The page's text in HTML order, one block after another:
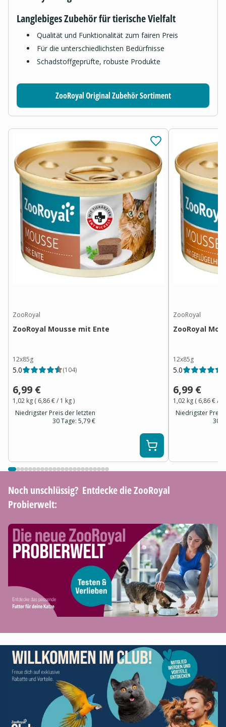
Langlebiges Zubehör für tierische Vielfalt
Qualität und Funktionalität zum fairen Preis
Für die unterschiedlichsten Bedürfnisse
Schadstoffgeprüfte, robuste Produkte
ZooRoyal Original Zubehör Sortiment
ZooRoyal
ZooRoyal Mousse mit Ente
12x85g
5.0 (104)
6,99 €
1,02 kg ( 6,86 €/ 1 kg)
Niedrigster Preis der letzten
30 Tage: 5,79 €
ZooRoyal
ZooRoyal
12x85g
5.0
6,99 €
1,02 kg ( 6,86 €/ 1
Niedrigster Preis
30
Noch unschlüssig? ​ Entdecke die ZooRoyal
Probierwelt: